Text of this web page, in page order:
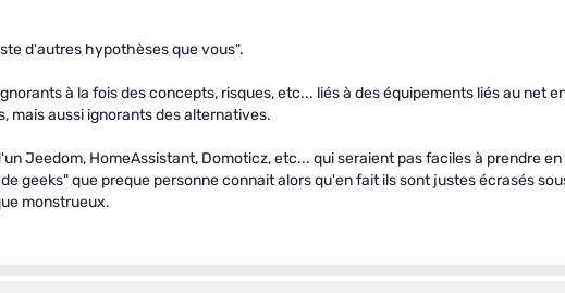
d'autres hypothèses que vous".
à la fois des concepts, risques, etc... liés à des équipements liés au net
mais aussi ignorants des alternatives.
Jeedom, HomeAssistant, Domoticz, etc... qui seraient pas faciles à prendre en
geeks" que preque personne connait alors qu'en fait ils sont justes écrasés
monstrueux.